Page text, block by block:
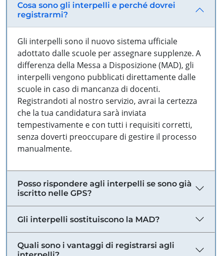
Cosa sono gli interpelli e perché dovrei
registrarmi?
Gli interpelli sono il nuovo sistema ufficiale
adottato dalle scuole per assegnare supplenze. A
differenza della Messa a Disposizione (MAD), gli
interpelli vengono pubblicati direttamente dalle
scuole in caso di mancanza di docenti.
Registrandoti al nostro servizio, avrai la certezza
che la tua candidatura sarà inviata
tempestivamente e con tutti i requisiti corretti,
senza doverti preoccupare di gestire il processo
manualmente.
Posso rispondere agli interpelli se sono già
iscritto nelle GPS?
Gli interpelli sostituiscono la MAD?
Quali sono i vantaggi di registrarsi agli